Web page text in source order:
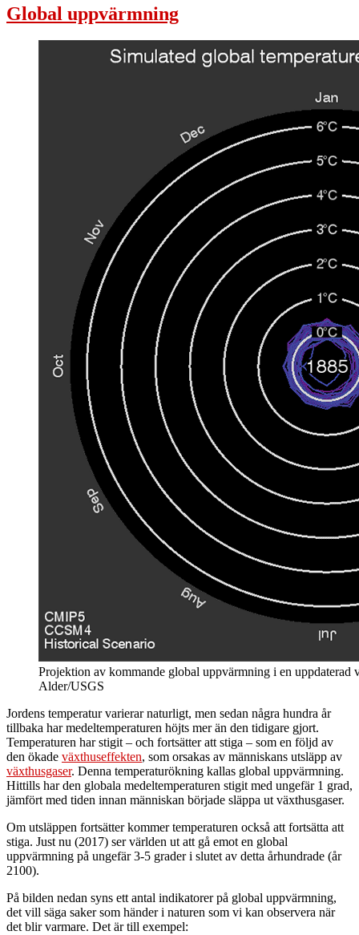
Global uppvärmning
Projektion av kommande global uppvärmning i en
Alder/USGS
Jordens temperatur varierar naturligt, men sedan några hundra år
tillbaka har medeltemperaturen höjts mer än den tidigare gjort.
Temperaturen har stigit – och fortsätter att stiga – som en följd av
den ökade växthuseffekten, som orsakas av människans utsläpp av
växthusgaser. Denna temperaturökning kallas global uppvärmning.
Hittills har den globala medeltemperaturen stigit med ungefär 1 grad,
jämfört med tiden innan människan började släppa ut växthusgaser.
Om utsläppen fortsätter kommer temperaturen också att fortsätta att
stiga. Just nu (2017) ser världen ut att gå emot en global
uppvärmning på ungefär 3-5 grader i slutet av detta århundrade (år
2100).
På bilden nedan syns ett antal indikatorer på global uppvärmning,
det vill säga saker som händer i naturen som vi kan observera när
det blir varmare. Det är till exempel: